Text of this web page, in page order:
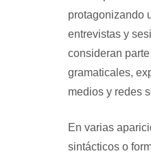
protagonizando
entrevistas y
consideran
gramaticales,
medios y redes
En varias
sintácticos o